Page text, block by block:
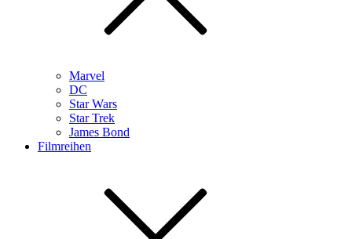
Marvel
DC
Star Wars
Star Trek
James Bond
Filmreihen